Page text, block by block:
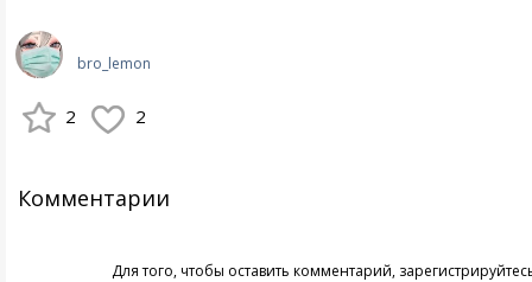
bro_lemon
2 2
Комментарии
Для того, чтобы оставить комментарий,